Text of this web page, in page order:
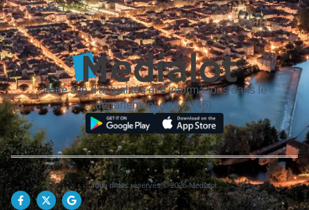
Contact
Votre site d'actualités et d'informations dans le
département du Lot (46).
Tous droits réservés © 2026 Medialot.